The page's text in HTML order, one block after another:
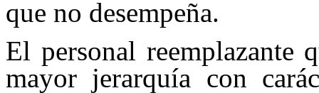
que no desempeña.
El personal reemplazante
mayor jerarquía con